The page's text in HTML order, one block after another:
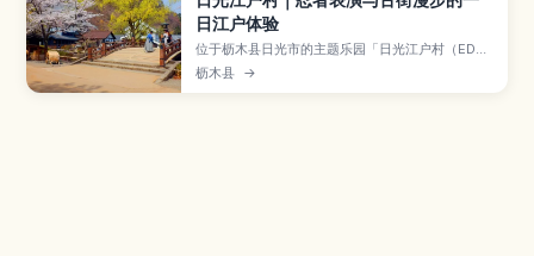
日江户体验
位于枥木县日光市的主题乐园「日光江户村（EDO
WONDERLAND）」再现了日本江户时代的街景，
有忍者表演、花魁游行以及武士、町娘等变装体
枥木县 →